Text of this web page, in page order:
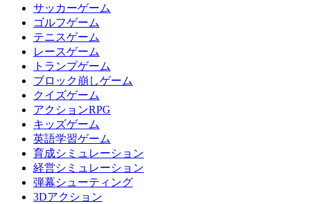
サッカーゲーム
ゴルフゲーム
テニスゲーム
レースゲーム
トランプゲーム
ブロック崩しゲーム
クイズゲーム
アクションRPG
キッズゲーム
英語学習ゲーム
育成シミュレーション
経営シミュレーション
弾幕シューティング
3Dアクション